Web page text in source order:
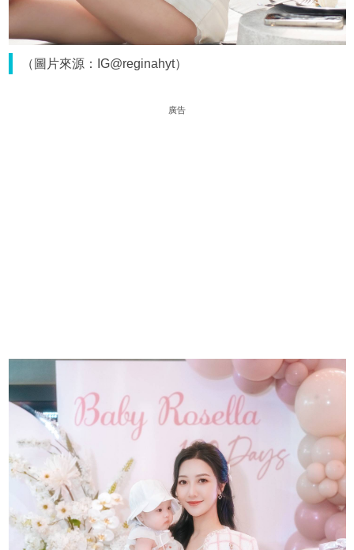
（圖片來源：IG@reginahyt）
廣告